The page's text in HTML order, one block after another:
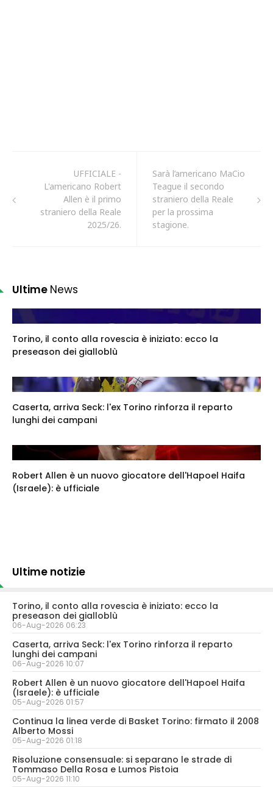
UFFICIALE -
L'americano Robert
Allen è il primo
straniero della Reale
2025/26.
Sarà l’americano MaCio
Teague il secondo
straniero della Reale
per la prossima
stagione.
Ultime News
Torino, il conto alla rovescia è iniziato: ecco la
preseason dei gialloblù
Caserta, arriva Seck: l'ex Torino rinforza il reparto
lunghi dei campani
Robert Allen è un nuovo giocatore dell'Hapoel Haifa
(Israele): è ufficiale
Ultime notizie
Torino, il conto alla rovescia è iniziato: ecco la
preseason dei gialloblù
06-Aug-2026 06:23
Caserta, arriva Seck: l'ex Torino rinforza il reparto
lunghi dei campani
06-Aug-2026 10:07
Robert Allen è un nuovo giocatore dell'Hapoel Haifa
(Israele): è ufficiale
05-Aug-2026 01:57
Continua la linea verde di Basket Torino: firmato il 2008
Alberto Mossi
05-Aug-2026 01:18
Risoluzione consensuale: si separano le strade di
Tommaso Della Rosa e Lumos Pistoia
05-Aug-2026 11:10